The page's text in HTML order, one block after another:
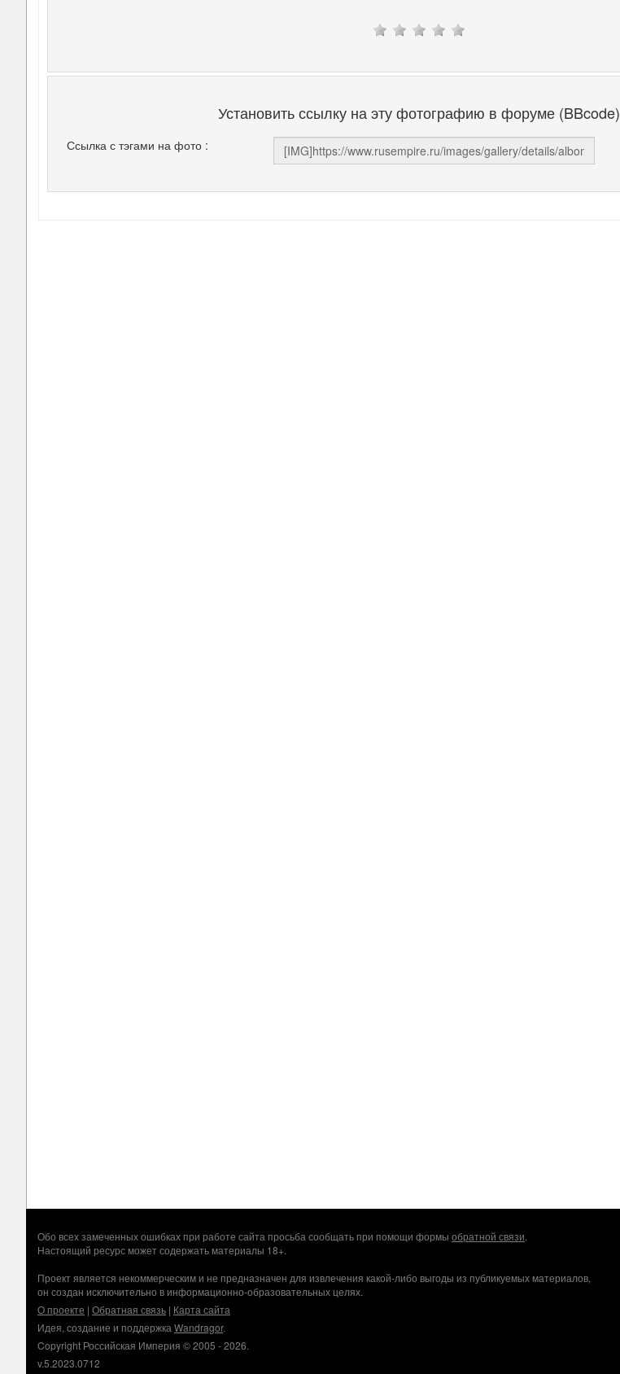
Установить ссылку на эту фотографию в форуме (BBcode)
Ссылка с тэгами на фото :
Обо всех замеченных ошибках при работе сайта просьба сообщать при помощи формы обратной связи.
Настоящий ресурс может содержать материалы 18+.
Проект является некоммерческим и не предназначен для извлечения какой-либо выгоды из публикуемых материалов,
он создан исключительно в информационно-образовательных целях.
О проекте | Обратная связь | Карта сайта
Идея, создание и поддержка Wandragor.
Copyright Российская Империя © 2005 - 2026.
v.5.2023.0712